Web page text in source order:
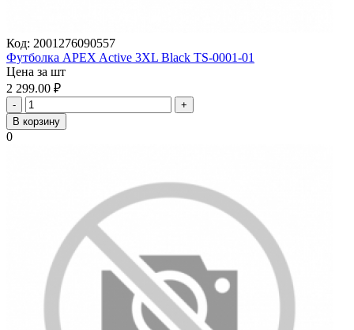
Код: 2001276090557
Футболка APEX Active 3XL Black TS-0001-01
Цена за шт
2 299.00 ₽
-
+
В корзину
0